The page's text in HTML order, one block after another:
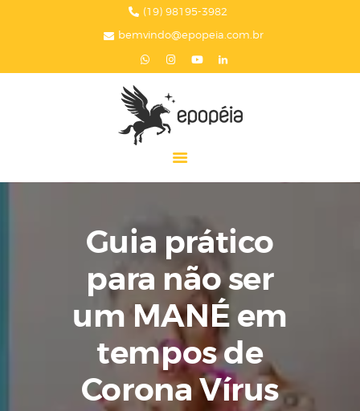
(19) 98195-3982
bemvindo@epopeia.com.br
Guia prático
para não ser
um MANÉ em
tempos de
Corona Vírus
A EPOPÉIA
SERVIÇOS
EPOPÉIA NA MÍDIA
PRESENTES